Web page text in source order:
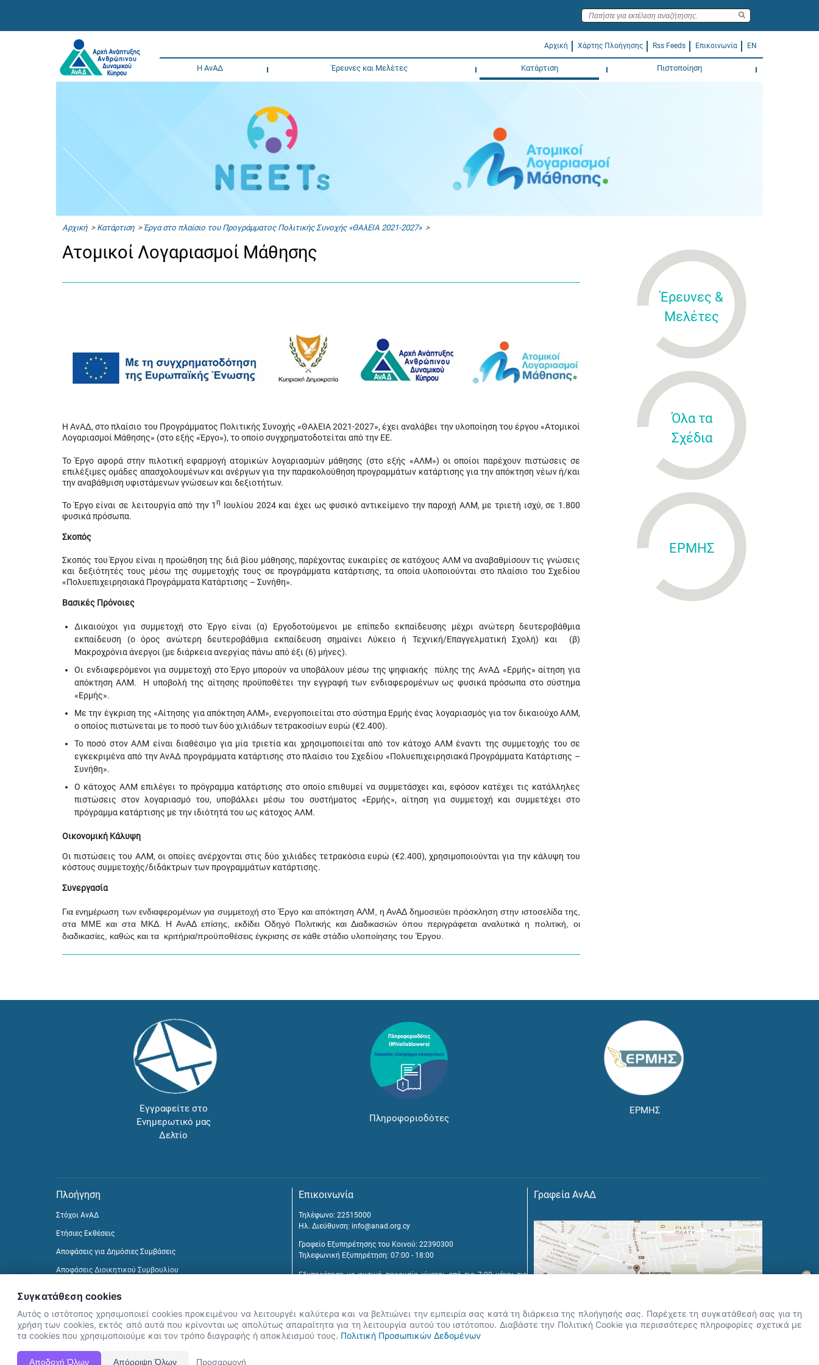
Αρχική Χάρτης Πλοήγησης Rss Feeds Επικοινωνία EN
Η ΑνΑΔ Έρευνες και Μελέτες Κατάρτιση Πιστοποίηση
Αρχική> Κατάρτιση>Έργα στο πλαίσιο του Προγράμματος Πολιτικής Συνοχής «ΘΑλΕΙΑ 2021-2027»>
Ατομικοί Λογαριασμοί Μάθησης
Η ΑνΑΔ, στο πλαίσιο του Προγράμματος Πολιτικής Συνοχής «ΘΑλΕΙΑ 2021-2027», έχει αναλάβει την υλοποίηση του έργου «Ατομικοί
Λογαριασμοί Μάθησης» (στο εξής «Έργο»), το οποίο συγχρηματοδοτείται από την ΕΕ.
Το Έργο αφορά στην πιλοτική εφαρμογή ατομικών λογαριασμών μάθησης (στο εξής «ΑΛΜ») οι οποίοι παρέχουν πιστώσεις σε
επιλέξιμες ομάδες απασχολουμένων και ανέργων για την παρακολούθηση προγραμμάτων κατάρτισης για την απόκτηση νέων ή/και
την αναβάθμιση υφιστάμενων γνώσεων και δεξιοτήτων.
Το Έργο είναι σε λειτουργία από την 1η Ιουλίου 2024 και έχει ως φυσικό αντικείμενο την παροχή ΑΛΜ, με τριετή ισχύ, σε 1.800
φυσικά πρόσωπα.
Σκοπός
Σκοπός του Έργου είναι η προώθηση της διά βίου μάθησης, παρέχοντας ευκαιρίες σε κατόχους ΑΛΜ να αναβαθμίσουν τις γνώσεις
και δεξιότητές τους μέσω της συμμετοχής τους σε προγράμματα κατάρτισης, τα οποία υλοποιούνται στο πλαίσιο του Σχεδίου
«Πολυεπιχειρησιακά Προγράμματα Κατάρτισης – Συνήθη».
Βασικές Πρόνοιες
Δικαιούχοι για συμμετοχή στο Έργο είναι (α) Εργοδοτούμενοι με επίπεδο εκπαίδευσης μέχρι ανώτερη δευτεροβάθμια
εκπαίδευση (ο όρος ανώτερη δευτεροβάθμια εκπαίδευση σημαίνει Λύκειο ή Τεχνική/Επαγγελματική Σχολή) και (β)
Μακροχρόνια άνεργοι (με διάρκεια ανεργίας πάνω από έξι (6) μήνες).
Οι ενδιαφερόμενοι για συμμετοχή στο Έργο μπορούν να υποβάλουν μέσω της ψηφιακής πύλης της ΑνΑΔ «Ερμής» αίτηση για
απόκτηση ΑΛΜ. Η υποβολή της αίτησης προϋποθέτει την εγγραφή των ενδιαφερομένων ως φυσικά πρόσωπα στο σύστημα
«Ερμής».
Με την έγκριση της «Αίτησης για απόκτηση ΑΛΜ», ενεργοποιείται στο σύστημα Ερμής ένας λογαριασμός για τον δικαιούχο ΑΛΜ,
ο οποίος πιστώνεται με το ποσό των δύο χιλιάδων τετρακοσίων ευρώ (€2.400).
Το ποσό στον ΑΛΜ είναι διαθέσιμο για μία τριετία και χρησιμοποιείται από τον κάτοχο ΑΛΜ έναντι της συμμετοχής του σε
εγκεκριμένα από την ΑνΑΔ προγράμματα κατάρτισης στο πλαίσιο του Σχεδίου «Πολυεπιχειρησιακά Προγράμματα Κατάρτισης –
Συνήθη».
Ο κάτοχος ΑΛΜ επιλέγει το πρόγραμμα κατάρτισης στο οποίο επιθυμεί να συμμετάσχει και, εφόσον κατέχει τις κατάλληλες
πιστώσεις στον λογαριασμό του, υποβάλλει μέσω του συστήματος «Ερμής», αίτηση για συμμετοχή και συμμετέχει στο
πρόγραμμα κατάρτισης με την ιδιότητά του ως κάτοχος ΑΛΜ.
Οικονομική Κάλυψη
Οι πιστώσεις του ΑΛΜ, οι οποίες ανέρχονται στις δύο χιλιάδες τετρακόσια ευρώ (€2.400), χρησιμοποιούνται για την κάλυψη του
κόστους συμμετοχής/διδάκτρων των προγραμμάτων κατάρτισης.
Συνεργασία
Για ενημέρωση των ενδιαφερομένων για συμμετοχή στο Έργο και απόκτηση ΑΛΜ, η ΑνΑΔ δημοσιεύει πρόσκληση στην ιστοσελίδα της,
στα ΜΜΕ και στα ΜΚΔ. Η ΑνΑΔ επίσης, εκδίδει Οδηγό Πολιτικής και Διαδικασιών όπου περιγράφεται αναλυτικά η πολιτική, οι
διαδικασίες, καθώς και τα κριτήρια/προϋποθέσεις έγκρισης σε κάθε στάδιο υλοποίησης του Έργου.
Έρευνες &
Μελέτες
Όλα τα
Σχέδια
ΕΡΜΗΣ
Εγγραφείτε στο
Ενημερωτικό μας
Δελτίο
Πληροφοριοδότες
ΕΡΜΗΣ
Πλοήγηση
Στόχοι ΑνΑΔ
Ετήσιες Εκθέσεις
Αποφάσεις για Δημόσιες Συμβάσεις
Αποφάσεις Διοικητικού Συμβουλίου
Επικοινωνία
Τηλέφωνο: 22515000
Ηλ. Διεύθυνση: info@anad.org.cy
Γραφείο Εξυπηρέτησης του Κοινού: 22390300
Τηλεφωνική Εξυπηρέτηση: 07:00 - 18:00
Εξυπηρέτηση με φυσική παρουσία γίνεται από τις 7:00 μέχρι τις
Τ.Θ. 25431, 1392 Λευκωσία, Κύπρος
Γραφεία ΑνΑΔ
×
σήμερα.
Συγκατάθεση cookies
Αυτός ο ιστότοπος χρησιμοποιεί cookies προκειμένου να λειτουργέι καλύτερα και να βελτιώνει την εμπειρία σας κατά τη διάρκεια της πλοήγησής σας. Παρέχετε τη συγκατάθεσή σας για τη
χρήση των cookies, εκτός από αυτά που κρίνονται ως απολύτως απαραίτητα για τη λειτουργία αυτού του ιστότοπου. Διαβάστε την Πολιτική Cookie για περισσότερες πληροφορίες σχετικά με
τα cookies που χρησιμοποιούμε και τον τρόπο διαγραφής ή αποκλεισμού τους. Πολιτική Προσωπικών Δεδομένων
Αποδοχή Όλων Απόρριψη Όλων Προσαρμογή